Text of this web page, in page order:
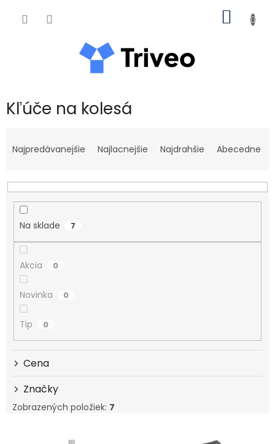
Kľúče na kolesá
Najpredávanejšie Najlacnejšie Najdrahšie Abecedne
Na sklade 7
Akcia 0
Novinka 0
Tip 0
Cena
Značky
Zobrazených položiek: 7